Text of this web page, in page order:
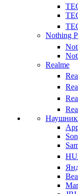
Nothing
Realme